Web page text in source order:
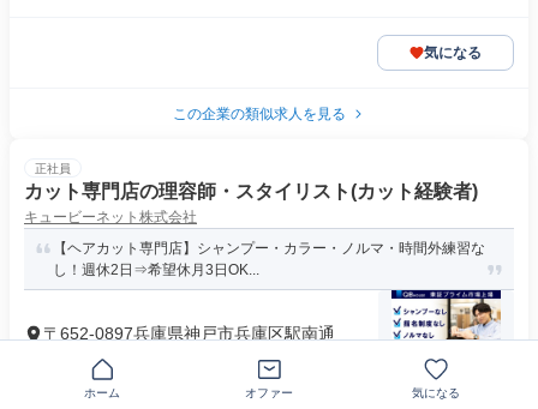
気になる
この企業の類似求人を見る
正社員
カット専門店の理容師・スタイリスト(カット経験者)
キュービーネット株式会社
【ヘアカット専門店】シャンプー・カラー・ノルマ・時間外練習な
し！週休2日⇒希望休月3日OK...
〒652-0897兵庫県神戸市兵庫区駅南通
月給28万円～47万3000円
資格 【応募資格】 ◆理容師免許をお持ちの方 ◆ヘアカットの
入客経験がある方 ┗ 実...
ホーム オファー 気になる